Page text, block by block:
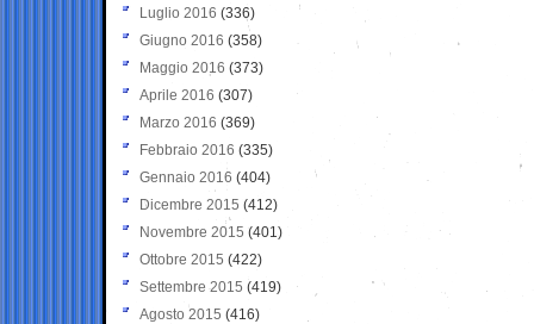
Luglio 2016 (336)
Giugno 2016 (358)
Maggio 2016 (373)
Aprile 2016 (307)
Marzo 2016 (369)
Febbraio 2016 (335)
Gennaio 2016 (404)
Dicembre 2015 (412)
Novembre 2015 (401)
Ottobre 2015 (422)
Settembre 2015 (419)
Agosto 2015 (416)